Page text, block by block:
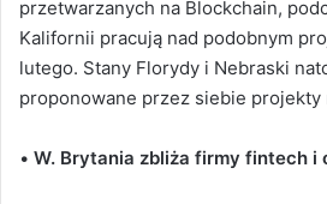
przetwarzanych na Blockchain,
Kalifornii pracują nad podobnym
lutego. Stany Florydy i Nebraski
proponowane przez siebie projekty
• W. Brytania zbliża firmy fintech i